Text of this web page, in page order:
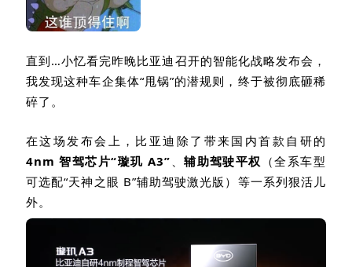
直到…小忆看完昨晚比亚迪召开的智能化战略发布会，
我发现这种车企集体“甩锅”的潜规则，终于被彻底砸稀
碎了。
在这场发布会上，比亚迪除了带来国内首款自研的
4nm智驾芯片“璇玑A3” 、辅助驾驶平权 （全系车型
可选配“天神之眼 B”辅助驾驶激光版）等一系列狠活儿
外。